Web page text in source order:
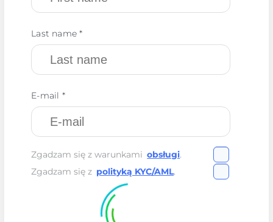
Last name *
E-mail *
Zgadzam się z warunkami obsługi.
Zgadzam się z polityką KYC/AML.